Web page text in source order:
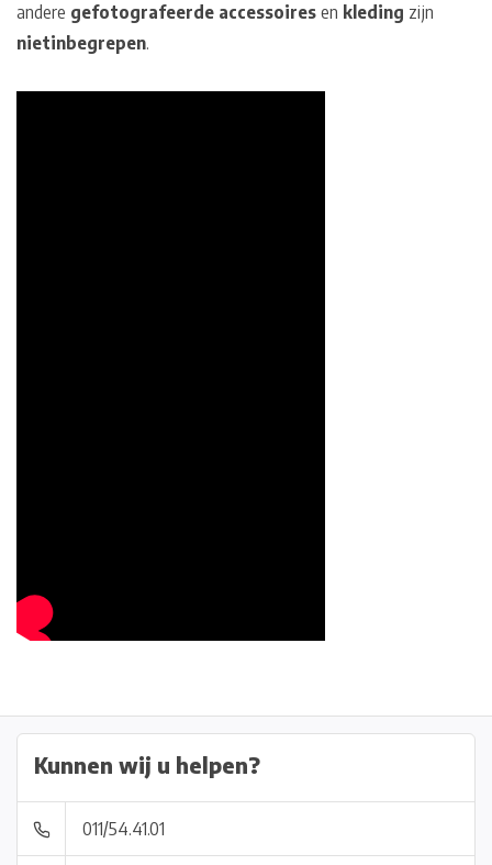
andere gefotografeerde accessoires en kleding zijn
nietinbegrepen.
Kunnen wij u helpen?
011/54.41.01